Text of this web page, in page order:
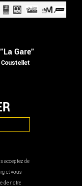
Gare"
Coustellet
acceptez de
et vous
de notre